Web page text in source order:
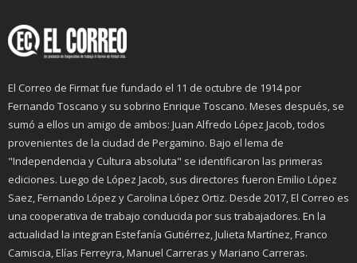
El Correo de Firmat fue fundado el 11 de octubre de 1914 por
Fernando Toscano y su sobrino Enrique Toscano. Meses después, se
sumó a ellos un amigo de ambos: Juan Alfredo López Jacob, todos
provenientes de la ciudad de Pergamino. Bajo el lema de
"Independencia y Cultura absoluta" se identificaron las primeras
ediciones. Luego de López Jacob, sus directores fueron Emilio López
Saez, Fernando López y Carolina López Ortiz. Desde 2017, El Correo es
una cooperativa de trabajo conducida por sus trabajadores. En la
actualidad la integran Estefanía Gutiérrez, Julieta Martínez, Franco
Camiscia, Elías Ferreyra, Manuel Carreras y Mariano Carreras.